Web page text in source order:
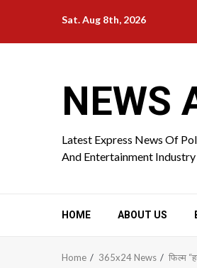
content
Sat. Aug 8th, 2026
NEWS
Latest Express News Of
And Entertainment
HOME ABOUT US
Home 365x24 News फिल्म